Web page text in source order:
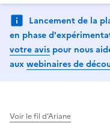
Lancement de la
en phase
votre avis pour nous
auxwebinaires de
Voir le fil d’Ariane